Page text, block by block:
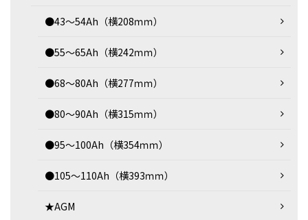
●43～54Ah（横208ｍｍ）
●55～65Ah（横242ｍｍ）
●68～80Ah（横277ｍｍ）
●80～90Ah（横315ｍｍ）
●95～100Ah（横354ｍｍ）
●105～110Ah（横393ｍｍ）
★AGM